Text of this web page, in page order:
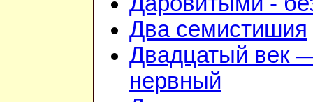
Два семистишия
Двадцатый век
нервный